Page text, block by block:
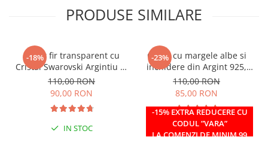
PRODUSE SIMILARE
-18%
Colier fir transparent cu
Cristal Swarovski Argintiu in
Caseta din Argint 925
110,00 RON
90,00 RON
IN STOC
-23%
-15% EXTRA REDUCERE CU
CODUL ”VARA”
LA COMENZI DE MINIM 99
Colier cu margele albe si
inchidere din Argint 925,
reglabil 38-41 cm
110,00 RON
85,00 RON
IN STOC